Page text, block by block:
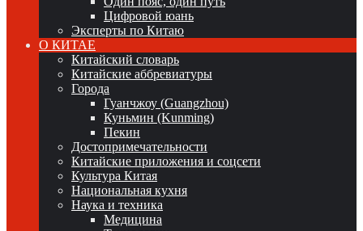
Цифровой юань
Эксперты по Китаю
О КИТАЕ
Китайский словарь
Китайские аббревиатуры
Города
Гуанчжоу (Guangzhou)
Куньмин (Kunming)
Пекин
Достопримечательности
Китайские приложения и соцсети
Культура Китая
Национальная кухня
Наука и техника
Медицина